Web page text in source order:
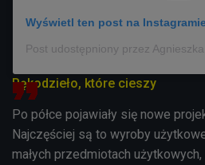
Wyświetl ten post na
Rękodzieło, które cieszy
Po półce pojawiały się nowe
Najczęściej są to wyroby
małych przedmiotach